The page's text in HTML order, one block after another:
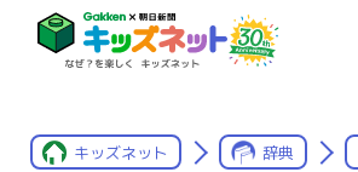
キッズネット 辞典